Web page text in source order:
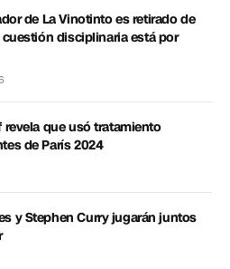
de La Vinotinto es retirado de
disciplinaria está por
revela que usó tratamiento
de París 2024
y Stephen Curry jugarán juntos